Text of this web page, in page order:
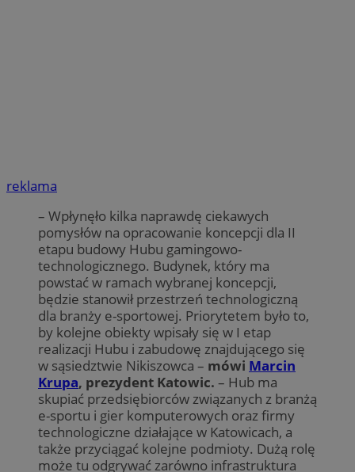
reklama
– Wpłynęło kilka naprawdę ciekawych
pomysłów na opracowanie koncepcji dla II
etapu budowy Hubu gamingowo-
technologicznego. Budynek, który ma
powstać w ramach wybranej koncepcji,
będzie stanowił przestrzeń technologiczną
dla branży e-sportowej. Priorytetem było to,
by kolejne obiekty wpisały się w I etap
realizacji Hubu i zabudowę znajdującego się
w sąsiedztwie Nikiszowca – mówi Marcin
Krupa, prezydent Katowic. – Hub ma
skupiać przedsiębiorców związanych z branżą
e-sportu i gier komputerowych oraz firmy
technologiczne działające w Katowicach, a
także przyciągać kolejne podmioty. Dużą rolę
może tu odgrywać zarówno infrastruktura